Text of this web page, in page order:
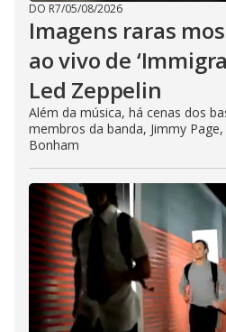
DO R7/05/08/2026
Imagens raras
ao vivo de
Led Zeppelin
Além da música, há cenas dos
membros da banda, Jimmy
Bonham